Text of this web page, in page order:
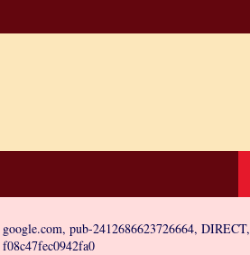
google.com, pub-2412686623726664, DIRECT,
f08c47fec0942fa0